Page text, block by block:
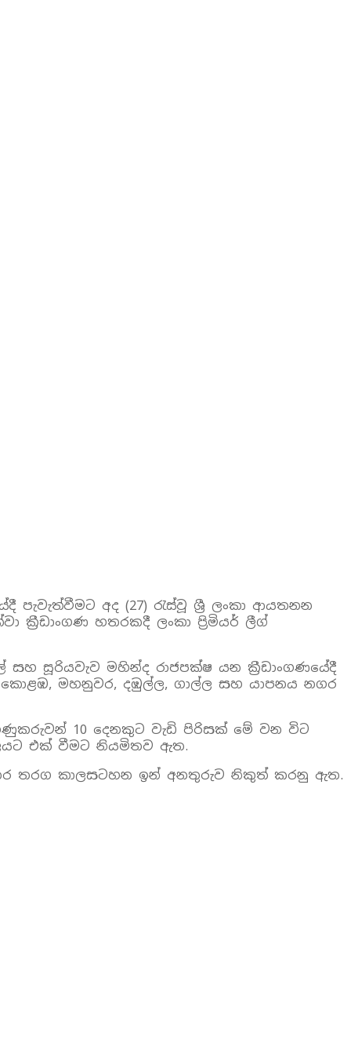
පැවැත්වීමට අද (27) රැස්වූ ශ්‍රී ලංකා ආයතනන
ක්‍රීඩාංගණ හතරකදී ලංකා ප්‍රිමියර් ලීග්
සූරියවැව මහින්ද රාජපක්ෂ යන ක්‍රීඩාංගණයේදී
මහනුවර, දඹුල්ල, ගාල්ල සහ යාපනය නගර
10 දෙනකුට වැඩි පිරිසක් මේ වන විට
එක් වීමට නියමිතව ඇත.
තරග කාලසටහන ඉන් අනතුරුව නිකුත් කරනු ඇත.